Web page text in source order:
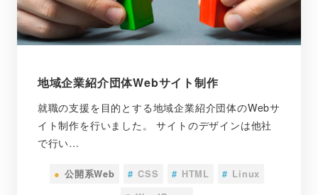
地域企業紹介団体Webサイト制作
就職の支援を目的とする地域企業紹介団体のWebサ
イト制作を行いました。 サイトのデザインは他社
で行い…
● 公開系Web # CSS # HTML # Linux